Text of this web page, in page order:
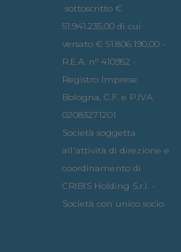
sottoscritto €
51.941.235,00 di cui
versato € 51.806.190,00 •
R.E.A. n° 410952 •
Registro Imprese
Bologna, C.F. e P.IVA
02083271201
Società soggetta
all'attività di direzione e
coordinamento di
CRIBIS Holding S.r.l. -
Società con unico socio